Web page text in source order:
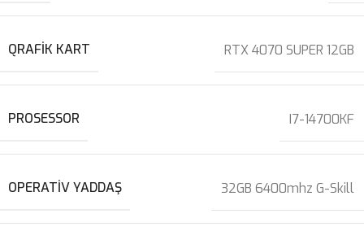
QRAFIK KART RTX 4070 SUPER 12GB
PROSESSOR I7-14700KF
OPERATIV YADDAŞ 32GB 6400mhz G-Skill